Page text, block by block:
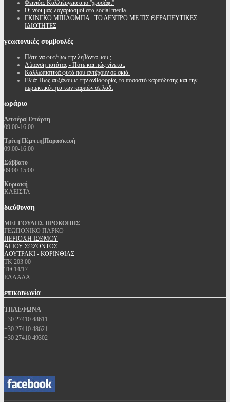
Φειγιόα: Καλλιέργεια απο ''χρυσάφι''
Oι νέοι μας λογαριασμοί στα social media
ΓΚΙΝΓΚΟ ΜΠΙΛΟΜΠΑ - ΤΟ ΔΕΝΤΡΟ ΜΕ ΤΙΣ ΘΕΡΑΠΕΥΤΙΚΕΣ
ΙΔΙΟΤΗΤΕΣ
γεωπονικές συμβουλές
Πότε να φυτέψω την λεβάντα μου ;
Λίπανση πατάτας - Πότε και πώς γίνεται.
Καλλωπιστικά φυτά που αντέχουν σε σκιά.
Ελιά: Πως αυξάνουμε την ανθοφορία, το ποσοστό καρπόδεσης και την
περιεκτικότητα των καρπών σε λάδι
ωράριο
Δευτέρα|Τετάρτη
09:00-16:00
Τρίτη|Πέμπτη|Παρασκευή
09:00-16:00
Σάββατο
09:00-15:00
Κυριακή
ΚΛΕΙΣΤΑ
διεύθυνση
ΜΕΓΓΟΥΛΗΣ ΠΡΟΚΟΠΗΣ
ΓΕΩΠΟΝΙΚΟ ΠΑΡΚΟ
ΠΕΡΙΟΧΗ ΙΣΘΜΟΥ
ΑΓΙΟΥ ΣΩΖΟΝΤΟΣ
ΛΟΥΤΡΑΚΙ - ΚΟΡΙΝΘΙΑΣ
ΤΚ 203 00
ΤΘ 14/17
ΕΛΛΑΔΑ
επικοινωνία
ΤΗΛΕΦΩΝΑ
+30 27410 48611
+30 27410 48621
+30 27410 49302